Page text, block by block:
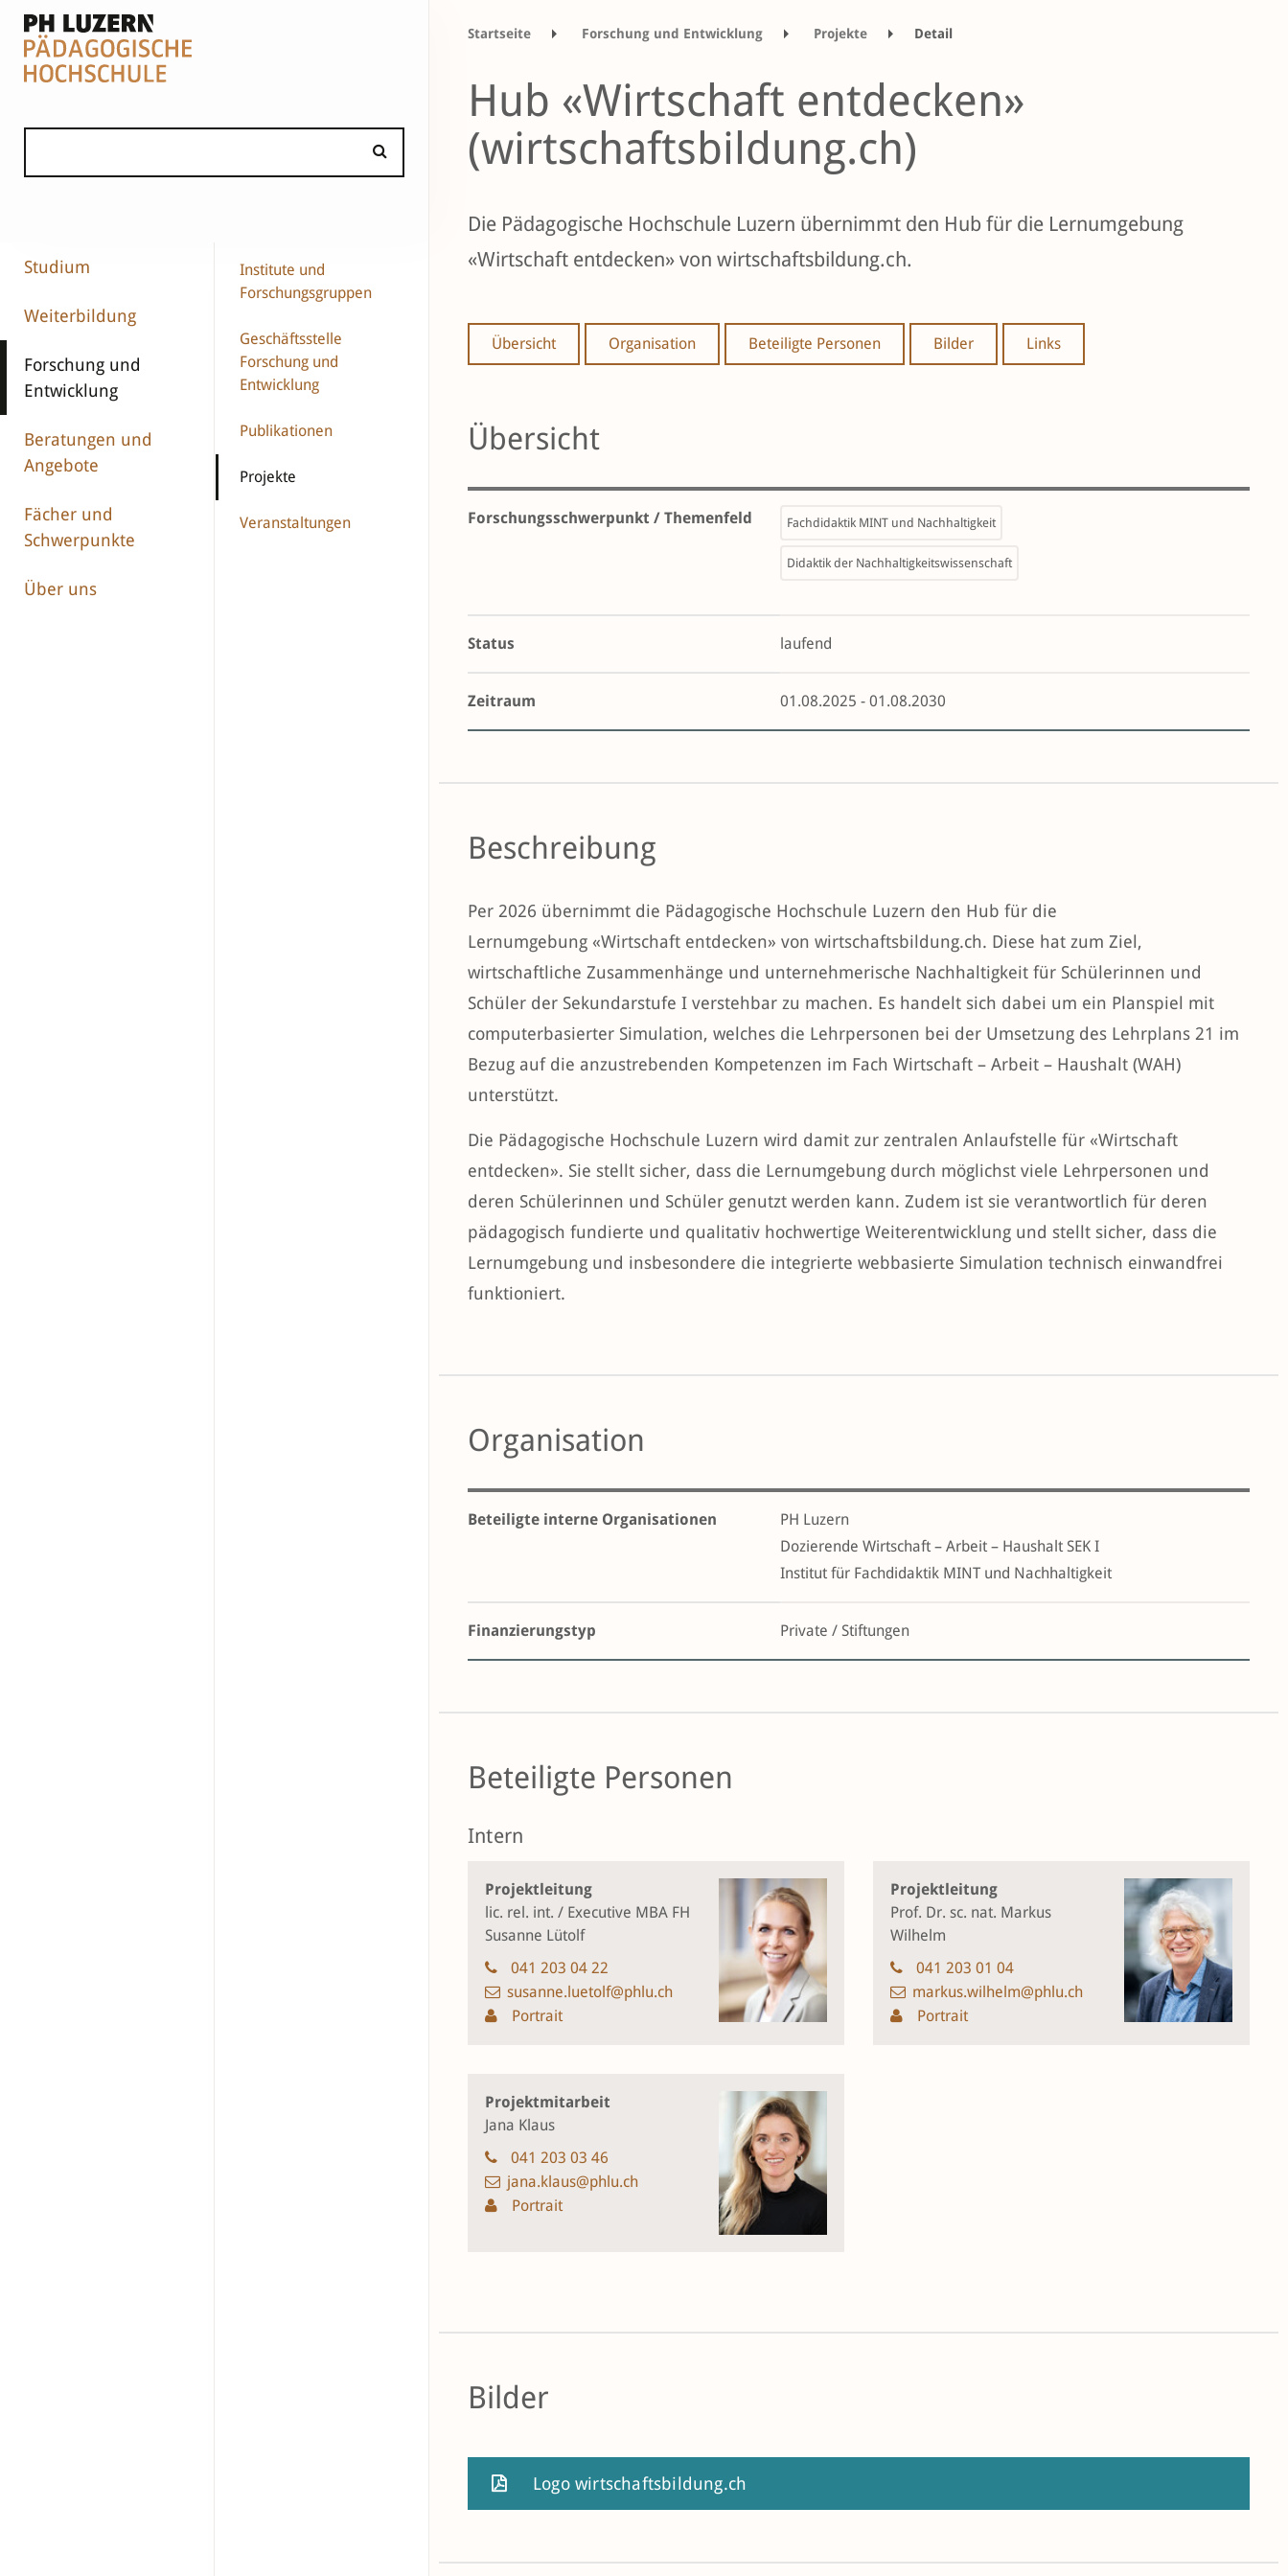
Studium
Weiterbildung
Forschung und
Entwicklung
Beratungen und
Angebote
Fächer und
Schwerpunkte
Über uns
Institute und
Forschungsgruppen
Geschäftsstelle
Forschung und
Entwicklung
Publikationen
Projekte
Veranstaltungen
Startseite Forschung und Entwicklung Projekte Detail
Hub «Wirtschaft entdecken»
(wirtschaftsbildung.ch)
Die Pädagogische Hochschule Luzern übernimmt den Hub für die Lernumgebung
«Wirtschaft entdecken» von wirtschaftsbildung.ch.
Übersicht Organisation Beteiligte Personen Bilder Links
Übersicht
Forschungsschwerpunkt / Themenfeld Fachdidaktik MINT und Nachhaltigkeit
Didaktik der Nachhaltigkeitswissenschaft
Status laufend
Zeitraum 01.08.2025 - 01.08.2030
Beschreibung
Per 2026 übernimmt die Pädagogische Hochschule Luzern den Hub für die
Lernumgebung «Wirtschaft entdecken» von wirtschaftsbildung.ch. Diese hat zum Ziel,
wirtschaftliche Zusammenhänge und unternehmerische Nachhaltigkeit für Schülerinnen und
Schüler der Sekundarstufe I verstehbar zu machen. Es handelt sich dabei um ein Planspiel mit
computerbasierter Simulation, welches die Lehrpersonen bei der Umsetzung des Lehrplans 21 im
Bezug auf die anzustrebenden Kompetenzen im Fach Wirtschaft – Arbeit – Haushalt (WAH)
unterstützt.
Die Pädagogische Hochschule Luzern wird damit zur zentralen Anlaufstelle für «Wirtschaft
entdecken». Sie stellt sicher, dass die Lernumgebung durch möglichst viele Lehrpersonen und
deren Schülerinnen und Schüler genutzt werden kann. Zudem ist sie verantwortlich für deren
pädagogisch fundierte und qualitativ hochwertige Weiterentwicklung und stellt sicher, dass die
Lernumgebung und insbesondere die integrierte webbasierte Simulation technisch einwandfrei
funktioniert.
Organisation
Beteiligte interne Organisationen
PH Luzern
Dozierende Wirtschaft – Arbeit – Haushalt SEK I
Institut für Fachdidaktik MINT und Nachhaltigkeit
Finanzierungstyp Private / Stiftungen
Beteiligte Personen
Intern
Projektleitung
lic. rel. int. / Executive MBA FH
Susanne Lütolf
041 203 04 22
susanne.luetolf@phlu.ch
Portrait
Projektleitung
Prof. Dr. sc. nat. Markus
Wilhelm
041 203 01 04
markus.wilhelm@phlu.ch
Portrait
Projektmitarbeit
Jana Klaus
041 203 03 46
jana.klaus@phlu.ch
Portrait
Bilder
Logo wirtschaftsbildung.ch